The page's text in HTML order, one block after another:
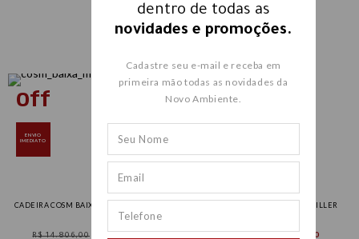
CADEIRA COSM BAIXA - HERMAN MILLER
R$ 14.806,00
ENVIO
IMEDIATO
CADEIRA SAYL FOG - HERMAN MILLER
R$ 7.115,00
dentro de todas as
novidades e promoções.
Cadastre seu e-mail e receba em
primeira mão todas as novidades da
Novo Ambiente.